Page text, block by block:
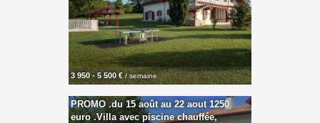
3 950 - 5 500 € / semaine
PROMO .du 15 août au 22 aout 1250
euro .Villa avec piscine chauffée,